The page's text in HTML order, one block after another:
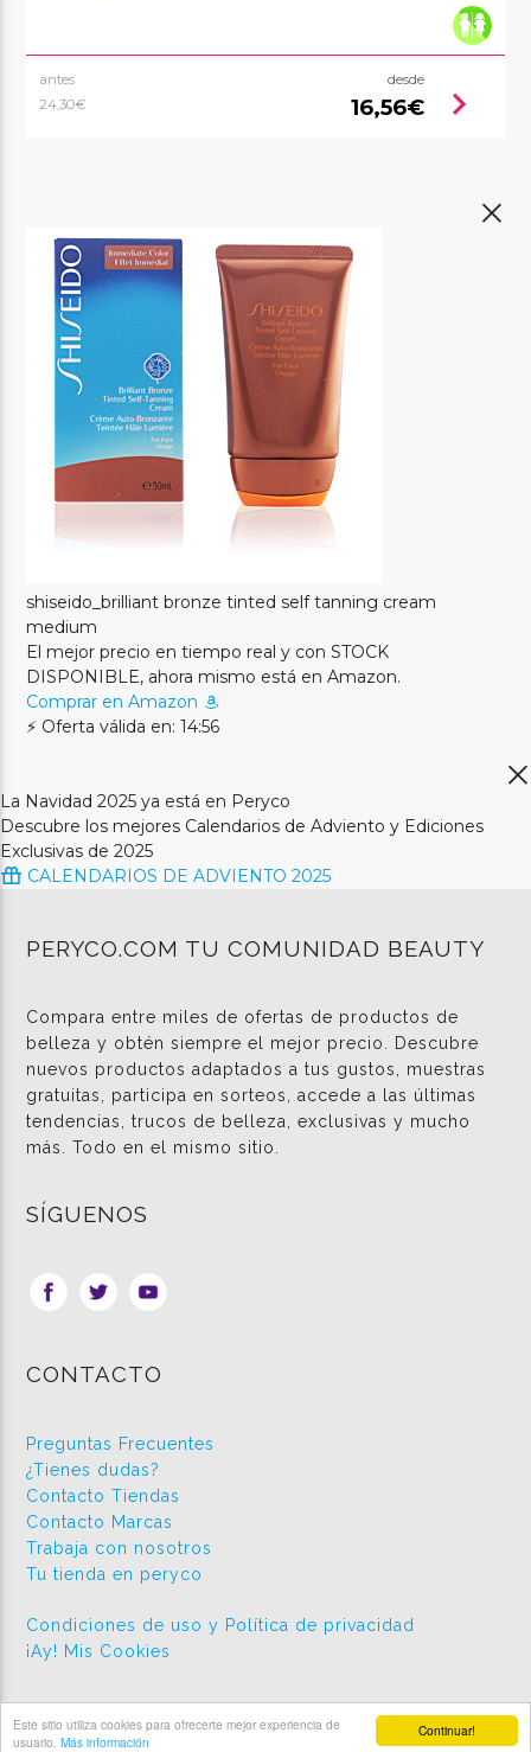
Continuar!
Este sitio utiliza cookies para ofrecerte mejor experiencia de
usuario. Más información
antes
24,30€
desde
16,56€ chevron_right
shiseido_brilliant bronze tinted self tanning cream
medium
El mejor precio en tiempo real y con STOCK
DISPONIBLE, ahora mismo está en Amazon.
Comprar en Amazon
⚡ Oferta válida en: 14:56
La Navidad 2025 ya está en Peryco
Descubre los mejores Calendarios de Adviento y Ediciones
Exclusivas de 2025
CALENDARIOS DE ADVIENTO 2025
PERYCO.COM TU COMUNIDAD BEAUTY
Compara entre miles de ofertas de productos de
belleza y obtén siempre el mejor precio. Descubre
nuevos productos adaptados a tus gustos, muestras
gratuitas, participa en sorteos, accede a las últimas
tendencias, trucos de belleza, exclusivas y mucho
más. Todo en el mismo sitio.
SÍGUENOS
CONTACTO
Preguntas Frecuentes
¿Tienes dudas?
Contacto Tiendas
Contacto Marcas
Trabaja con nosotros
Tu tienda en peryco
Condiciones de uso y Política de privacidad
¡Ay! Mis Cookies
2026 © Peryco.com